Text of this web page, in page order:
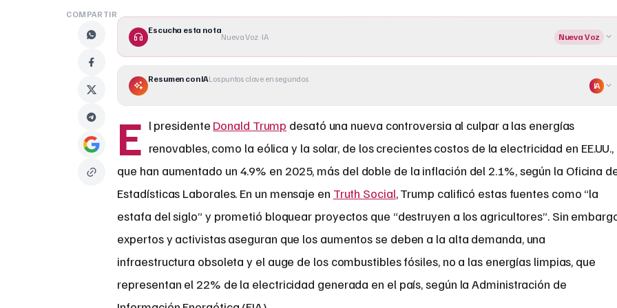
COMPARTIR
Escucha esta nota
Nueva Voz · IA Nueva Voz
Resumen con IALos puntos clave en segundos
IA
E l presidente Donald Trump desató una nueva controversia al culpar a las energías
renovables, como la eólica y la solar, de los crecientes costos de la electricidad en EE.UU.,
que han aumentado un 4.9% en 2025, más del doble de la inflación del 2.1%, según la Oficina
Estadísticas Laborales. En un mensaje en Truth Social, Trump calificó estas fuentes como “la
estafa del siglo” y prometió bloquear proyectos que “destruyen a los agricultores”. Sin
expertos y activistas aseguran que los aumentos se deben a la alta demanda, una
infraestructura obsoleta y el auge de los combustibles fósiles, no a las energías limpias, que
representan el 22% de la electricidad generada en el país, según la Administración de